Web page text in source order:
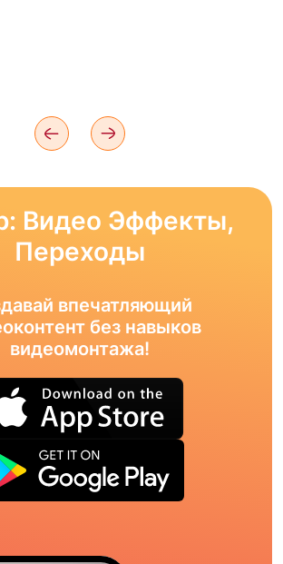
Видео Эффекты,
Переходы
впечатляющий
без навыков
видеомонтажа!